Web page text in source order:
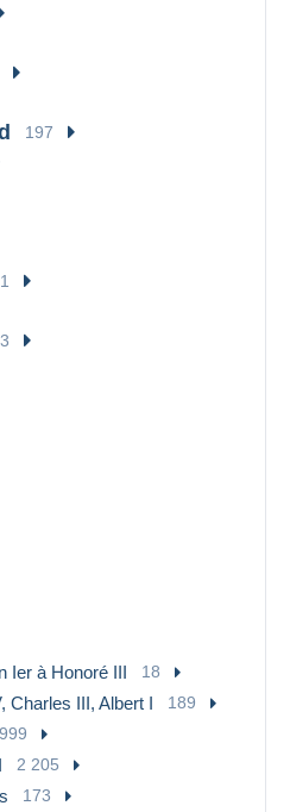
197
Ier à Honoré III 18
Charles III, Albert I 189
999
2 205
173